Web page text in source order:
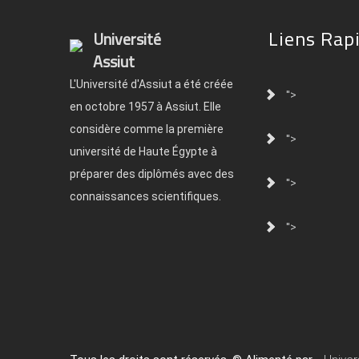
Université
Assiut
L'Université d'Assiut a été créée
en octobre 1957 à Assiut. Elle
considère comme la première
université de Haute Égypte à
préparer des diplômés avec des
connaissances scientifiques.
Liens
">
">
">
">